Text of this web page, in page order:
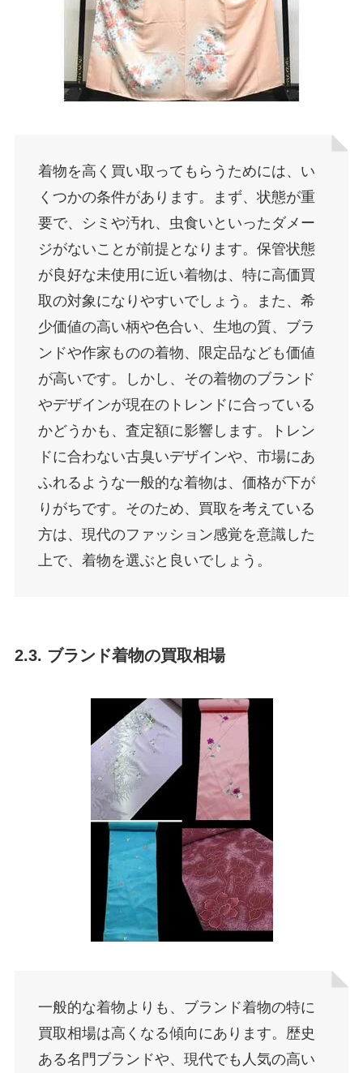
着物を高く買い取ってもらうためには、い
くつかの条件があります。まず、状態が重
要で、シミや汚れ、虫食いといったダメー
ジがないことが前提となります。保管状態
が良好な未使用に近い着物は、特に高価買
取の対象になりやすいでしょう。また、希
少価値の高い柄や色合い、生地の質、ブラ
ンドや作家ものの着物、限定品なども価値
が高いです。しかし、その着物のブランド
やデザインが現在のトレンドに合っている
かどうかも、査定額に影響します。トレン
ドに合わない古臭いデザインや、市場にあ
ふれるような一般的な着物は、価格が下が
りがちです。そのため、買取を考えている
方は、現代のファッション感覚を意識した
上で、着物を選ぶと良いでしょう。
2.3. ブランド着物の買取相場
一般的な着物よりも、ブランド着物の特に
買取相場は高くなる傾向にあります。歴史
ある名門ブランドや、現代でも人気の高い